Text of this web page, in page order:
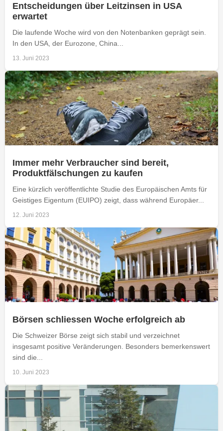
Entscheidungen über Leitzinsen in USA
erwartet
Die laufende Woche wird von den Notenbanken geprägt sein.
In den USA, der Eurozone, China...
13. Juni 2023
Immer mehr Verbraucher sind bereit,
Produktfälschungen zu kaufen
Eine kürzlich veröffentlichte Studie des Europäischen Amts für
Geistiges Eigentum (EUIPO) zeigt, dass während Europäer...
12. Juni 2023
Börsen schliessen Woche erfolgreich ab
Die Schweizer Börse zeigt sich stabil und verzeichnet
insgesamt positive Veränderungen. Besonders bemerkenswert
sind die...
10. Juni 2023